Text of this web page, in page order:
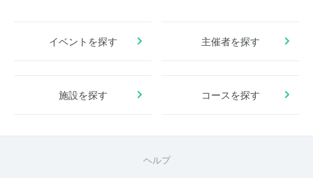
イベントを探す 主催者を探す
施設を探す コースを探す
ヘルプ